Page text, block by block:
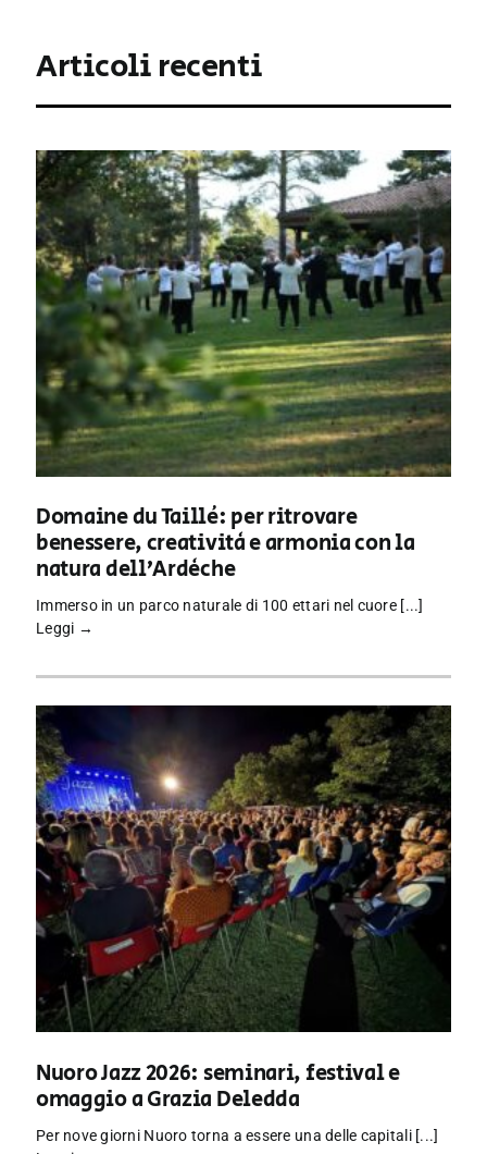
Articoli recenti
Domaine du Taillé: per ritrovare
benessere, creatività e armonia con la
natura dell’Ardèche
Immerso in un parco naturale di 100 ettari nel cuore [...]
Leggi →
Nuoro Jazz 2026: seminari, festival e
omaggio a Grazia Deledda
Per nove giorni Nuoro torna a essere una delle capitali [...]